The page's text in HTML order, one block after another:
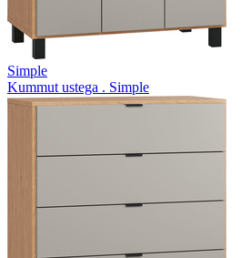
Simple
Kummut ustega . Simple